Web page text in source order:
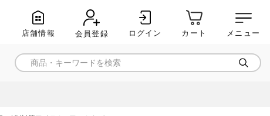
店舗情報 会員登録 ログイン カート メニュー